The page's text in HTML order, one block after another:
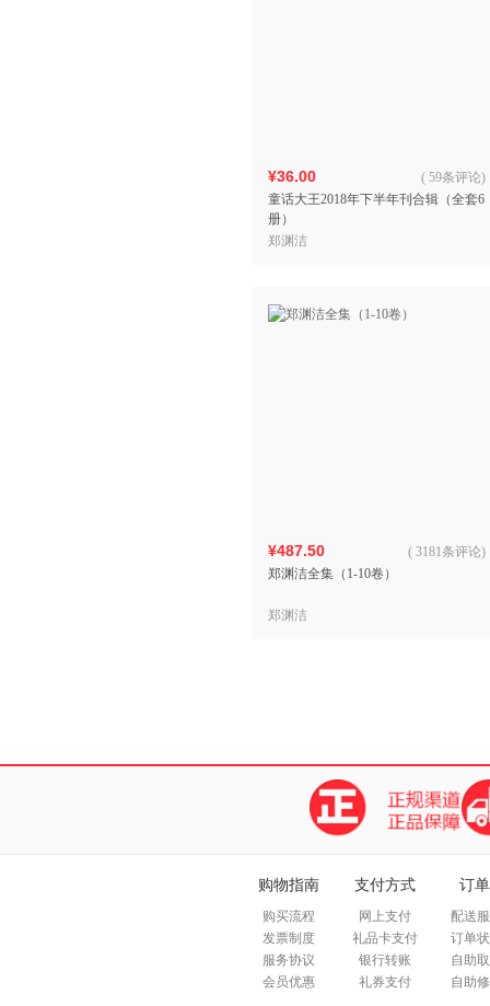
¥36.00
童话大王2018年下半年刊合辑（全套6
册）
( 59条评论)
郑渊洁
¥487.50
郑渊洁全集（1-10卷）
( 3181条评论)
郑渊洁
购物指南
购买流程
发票制度
服务协议
会员优惠
支付方式
网上支付
礼品卡支付
银行转账
礼券支付
订
配送
订单
自助
自助